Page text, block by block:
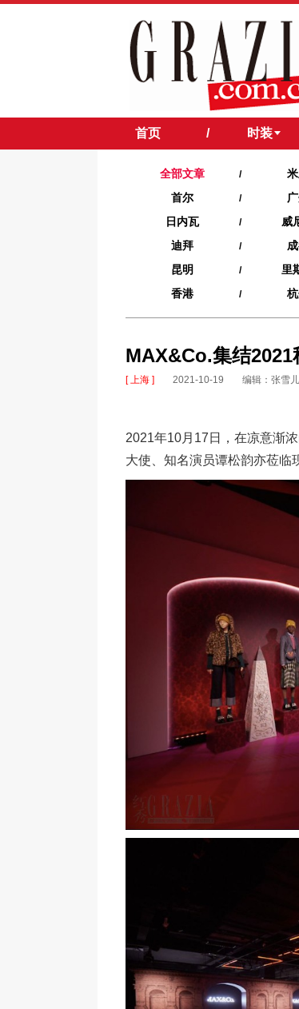
首页 / 时装
全部文章 /
首尔 /
日内瓦 / 威
迪拜 /
昆明 / 里
香港 /
MAX&Co.集结
[ 上海 ] 2021-10-19 编辑：张雪儿
2021年10月17日，在凉意渐
大使、知名演员谭松韵亦莅临